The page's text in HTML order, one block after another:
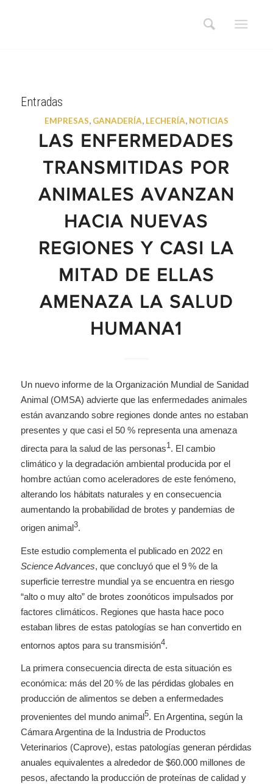
Entradas
EMPRESAS, GANADERÍA, LECHERÍA, NOTICIAS
LAS ENFERMEDADES
TRANSMITIDAS POR
ANIMALES AVANZAN
HACIA NUEVAS
REGIONES Y CASI LA
MITAD DE ELLAS
AMENAZA LA SALUD
HUMANA1
Un nuevo informe de la Organización Mundial de Sanidad
Animal (OMSA) advierte que las enfermedades animales
están avanzando sobre regiones donde antes no estaban
presentes y que casi el 50 % representa una amenaza
directa para la salud de las personas1. El cambio
climático y la degradación ambiental producida por el
hombre actúan como aceleradores de este fenómeno,
alterando los hábitats naturales y en consecuencia
aumentando la probabilidad de brotes y pandemias de
origen animal3.
Este estudio complementa el publicado en 2022 en
Science Advances, que concluyó que el 9 % de la
superficie terrestre mundial ya se encuentra en riesgo
“alto o muy alto” de brotes zoonóticos impulsados por
factores climáticos. Regiones que hasta hace poco
estaban libres de estas patologías se han convertido en
entornos aptos para su transmisión4.
La primera consecuencia directa de esta situación es
económica: más del 20 % de las pérdidas globales en
producción de alimentos se deben a enfermedades
provenientes del mundo animal5. En Argentina, según la
Cámara Argentina de la Industria de Productos
Veterinarios (Caprove), estas patologías generan pérdidas
anuales equivalentes a alrededor de $60.000 millones de
pesos, afectando la producción de proteínas de calidad y